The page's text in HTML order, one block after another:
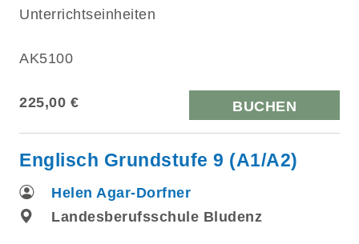
Unterrichtseinheiten
AK5100
225,00 € BUCHEN
Englisch Grundstufe 9 (A1/A2)
Helen Agar-Dorfner
Landesberufsschule Bludenz